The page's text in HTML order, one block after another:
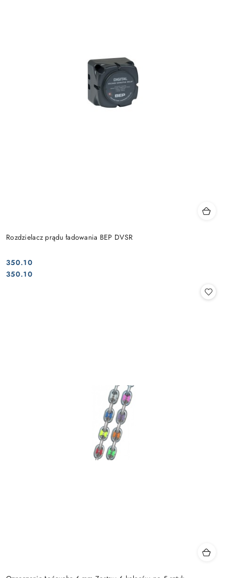
Rozdzielacz prądu ładowania BEP DVSR
Cena:
350.10
Cena:
350.10